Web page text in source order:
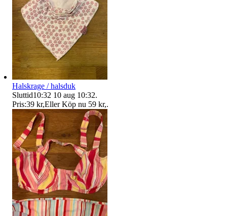
Halskrage / halsduk
Sluttid10:32 10 aug 10:32.
Pris:39 kr,Eller Köp nu 59 kr,.